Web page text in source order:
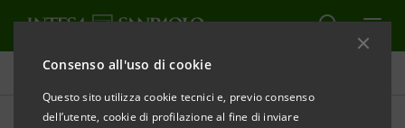
Consenso all'uso di cookie
Questo sito utilizza cookie tecnici e, previo consenso
dell’utente, cookie di profilazione al fine di inviare
Tutte le news